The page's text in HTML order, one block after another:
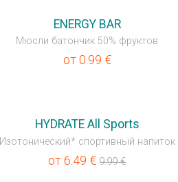
ENERGY BAR
Мюсли батончик 50% фруктов
от0.99 €
HYDRATE All Sports
Изотонический* спортивный напиток
от6.49 €9.99€